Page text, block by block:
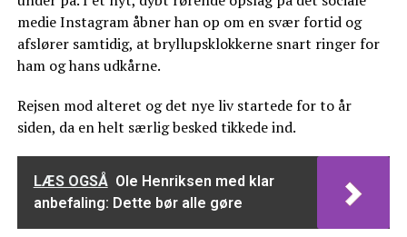
medie Instagram åbner han op om en svær fortid og
afslører samtidig, at bryllupsklokkerne snart ringer for
ham og hans udkårne.
Rejsen mod alteret og det nye liv startede for to år
siden, da en helt særlig besked tikkede ind.
LÆS OGSÅ Ole Henriksen med klar
anbefaling: Dette bør alle gøre